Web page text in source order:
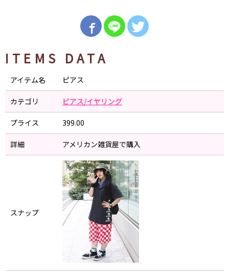
ITEMS DATA
アイテム名 ピアス
カテゴリ ピアス/イヤリング
プライス 399.00
詳細 アメリカン雑貨屋で購入
スナップ